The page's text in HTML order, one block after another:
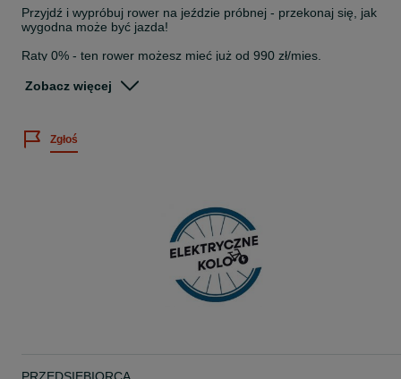
Przyjdź i wypróbuj rower na jeździe próbnej - przekonaj się, jak
wygodna może być jazda!
Raty 0% - ten rower możesz mieć już od 990 zł/mies.
Posiadamy szeroki wybór Rowerów i akcesoriów
Ładowarka : BES3 4A Charger (230V)
Rama: Corratec EP X-Vert 27.5/29″ Aluminium Trapez 12x148mm
Manetki: SHIMANO SL-U6000 10R CUES
Zobacz więcej
Zgłoś